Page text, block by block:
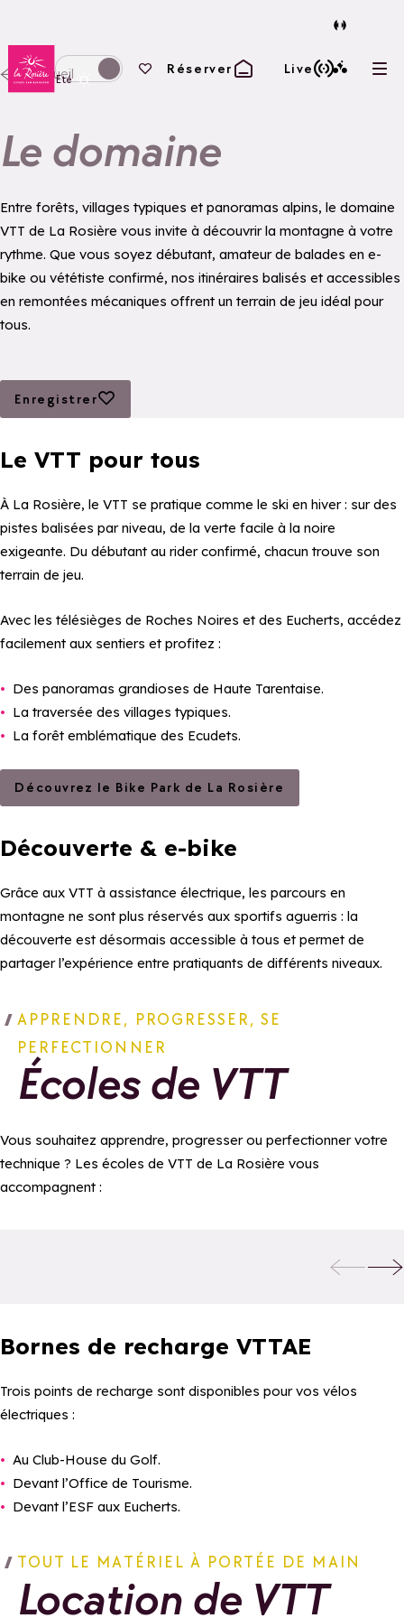
Retour à la page d'accueil
Basculer l'affichage en mode hiver
Eté
Vos favoris
Réserver Live
Accueil
Le domaine
Entre forêts, villages typiques et panoramas alpins, le domaine
VTT de La Rosière vous invite à découvrir la montagne à votre
rythme. Que vous soyez débutant, amateur de balades en e-
bike ou vététiste confirmé, nos itinéraires balisés et accessibles
en remontées mécaniques offrent un terrain de jeu idéal pour
tous.
Enregistrer
aux favoris
Le VTT pour tous
À La Rosière, le VTT se pratique comme le ski en hiver : sur des
pistes balisées par niveau, de la verte facile à la noire
exigeante. Du débutant au rider confirmé, chacun trouve son
terrain de jeu.
Avec les télésièges de Roches Noires et des Eucherts, accédez
facilement aux sentiers et profitez :
Des panoramas grandioses de Haute Tarentaise.
La traversée des villages typiques.
La forêt emblématique des Ecudets.
Découvrez le Bike Park de La Rosière
Découverte & e-bike
Grâce aux VTT à assistance électrique, les parcours en
montagne ne sont plus réservés aux sportifs aguerris : la
découverte est désormais accessible à tous et permet de
partager l’expérience entre pratiquants de différents niveaux.
APPRENDRE, PROGRESSER, SE
PERFECTIONNER
Écoles de VTT
Vous souhaitez apprendre, progresser ou perfectionner votre
technique ? Les écoles de VTT de La Rosière vous
accompagnent :
Skiset Olympic
Sports & Café
Bornes de recharge VTTAE
Trois points de recharge sont disponibles pour vos vélos
électriques :
Au Club-House du Golf.
Devant l’Office de Tourisme.
Devant l’ESF aux Eucherts.
TOUT LE MATÉRIEL À PORTÉE DE MAIN
Location de VTT